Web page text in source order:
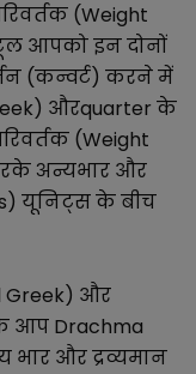
(Weight
आपको इन दोनों
(कन्वर्ट) करने में
औरquarter के
(Weight
अन्यभार और
यूनिट्स के बीच
Greek) और
आप Drachma
भार और द्रव्यमान